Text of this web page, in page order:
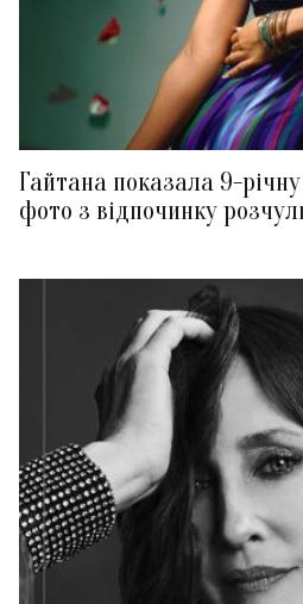
Гайтана показала 9-
фото з відпочинку